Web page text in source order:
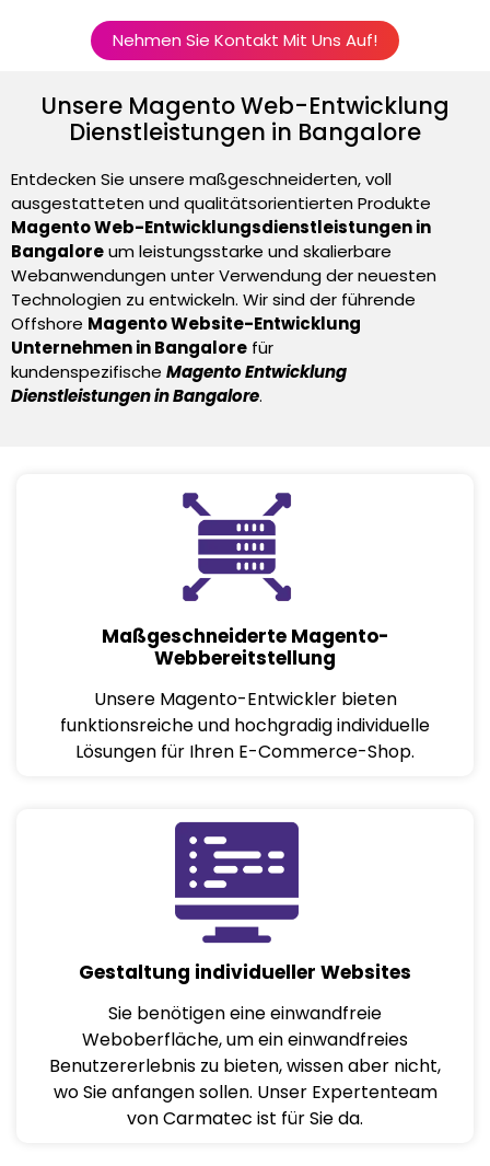
Nehmen Sie Kontakt Mit Uns Auf!
Unsere Magento Web-Entwicklung
Dienstleistungen in Bangalore
Entdecken Sie unsere maßgeschneiderten, voll
ausgestatteten und qualitätsorientierten Produkte
MagentoWeb-Entwicklungsdienstleistungen in
Bangaloreum leistungsstarke und skalierbare
Webanwendungen unter Verwendung der neuesten
Technologien zu entwickeln. Wir sind der führende
Offshore Magento Website-Entwicklung
Unternehmen in Bangalore für
kundenspezifische Magento Entwicklung
Dienstleistungen in Bangalore.
Maßgeschneiderte Magento-
Webbereitstellung
Unsere Magento-Entwickler bieten
funktionsreiche und hochgradig individuelle
Lösungen für Ihren E-Commerce-Shop.
Gestaltung individueller Websites
Sie benötigen eine einwandfreie
Weboberfläche, um ein einwandfreies
Benutzererlebnis zu bieten, wissen aber nicht,
wo Sie anfangen sollen. Unser Expertenteam
von Carmatec ist für Sie da.